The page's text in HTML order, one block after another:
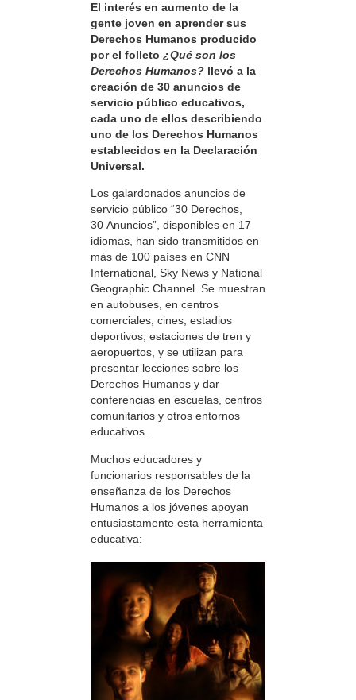
El interés en aumento de la
gente joven en aprender sus
Derechos Humanos producido
por el folleto ¿Qué son los
Derechos Humanos? llevó a la
creación de 30 anuncios de
servicio público educativos,
cada uno de ellos describiendo
uno de los Derechos Humanos
establecidos en la Declaración
Universal.
Los galardonados anuncios de
servicio público “30 Derechos,
30 Anuncios”, disponibles en 17
idiomas, han sido transmitidos en
más de 100 países en CNN
International, Sky News y National
Geographic Channel. Se muestran
en autobuses, en centros
comerciales, cines, estadios
deportivos, estaciones de tren y
aeropuertos, y se utilizan para
presentar lecciones sobre los
Derechos Humanos y dar
conferencias en escuelas, centros
comunitarios y otros entornos
educativos.
Muchos educadores y
funcionarios responsables de la
enseñanza de los Derechos
Humanos a los jóvenes apoyan
entusiastamente esta herramienta
educativa: